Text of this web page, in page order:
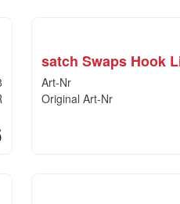
satch Swaps Hook
Art-Nr
Original Art-Nr